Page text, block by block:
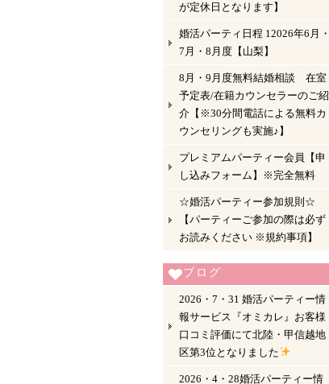
が定休日となります】
婚活パーティ日程 12026年6月・
7月・8月度【山梨】
8月・9月度無料結婚相談 在室
予定表/在籍カウンセラーのご紹
介【※30分間電話による無料カ
ウンセリングも実施♪】
プレミアムパーティー会員【申
し込みフォーム】※完全無料
☆婚活パーティー参加規則☆
【パーティーご参加の際は必ず
お読みください ※規約事項】
ブログ
2026・7・31 婚活パーティー情
報サービス『オミカレ』お客様
口コミ評価にて北陸・甲信越地
区第3位となりました
2026・4・28婚活パーティー情